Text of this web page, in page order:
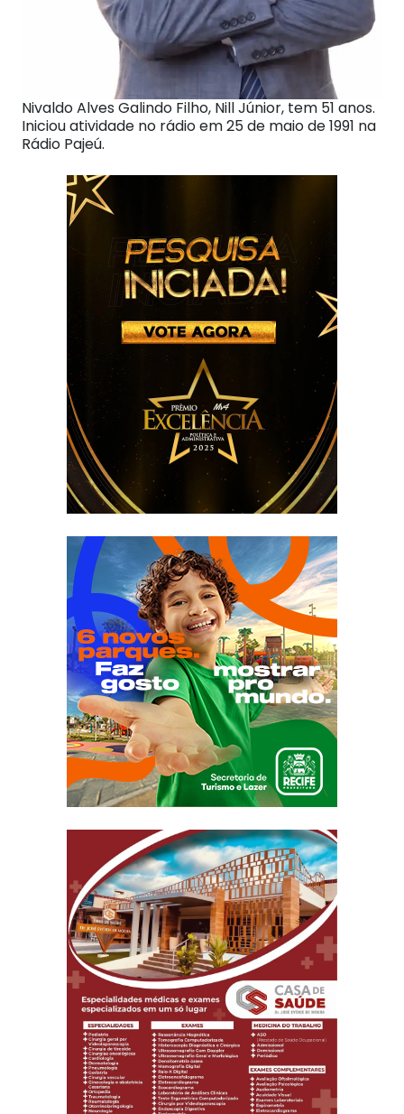
Nivaldo Alves Galindo Filho, Nill Júnior, tem 51 anos.
Iniciou atividade no rádio em 25 de maio de 1991 na
Rádio Pajeú.